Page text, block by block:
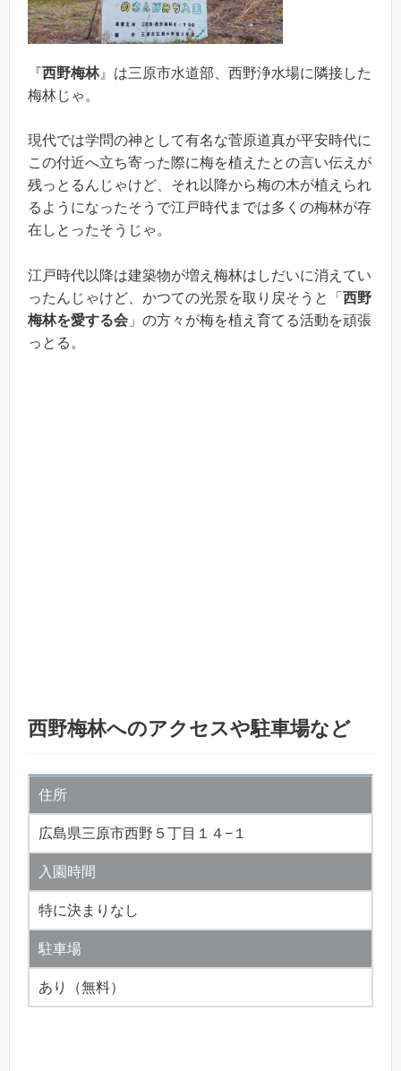
『西野梅林』は三原市水道部、西野浄水場に隣接した
梅林じゃ。
現代では学問の神として有名な菅原道真が平安時代に
この付近へ立ち寄った際に梅を植えたとの言い伝えが
残っとるんじゃけど、それ以降から梅の木が植えられ
るようになったそうで江戸時代までは多くの梅林が存
在しとったそうじゃ。
江戸時代以降は建築物が増え梅林はしだいに消えてい
ったんじゃけど、かつての光景を取り戻そうと「 西野
梅林を愛する会 」の方々が梅を植え育てる活動を頑張
っとる。
西野梅林へのアクセスや駐車場など
住所
広島県三原市西野５丁目１４−１
入園時間
特に決まりなし
駐車場
あり（無料）